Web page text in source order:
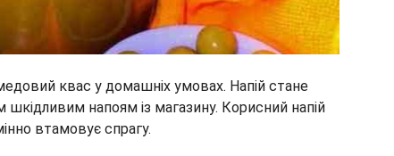
квас у домашніх умовах. Напій стане
напоям із магазину. Корисний напій
втамовує спрагу.